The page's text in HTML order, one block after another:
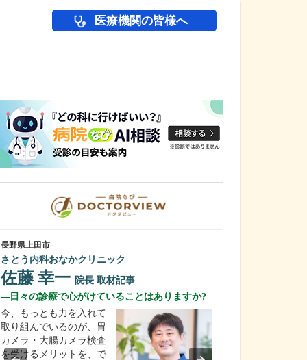
医療機関の皆様へ
長野県上田市
さとう内科おなかクリニック
佐藤 幸一 院長 取材記事
日々の診療で心がけていることはありますか?
今、もっとも力を入れて
取り組んでいるのが、胃
カメラ・大腸カメラ検査
を受けるメリットを、で